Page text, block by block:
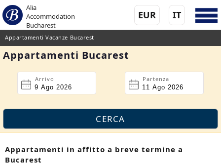
Alia
Accommodation
Bucharest
IT
EUR
Appartamenti Vacanze Bucarest
Appartamenti Bucarest
Arrivo Partenza
Appartamenti in affitto a breve termine a
Bucarest